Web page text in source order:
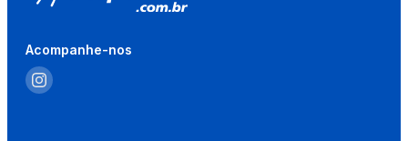
Acompanhe-nos